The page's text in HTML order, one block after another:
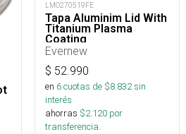
LMO270519FE
Tapa Aluminim Lid With
Titanium Plasma
Coating
Evernew
$ 52.990
en 6cuotas de $8.832sin
interés
ahorras $2.120 por
transferencia.